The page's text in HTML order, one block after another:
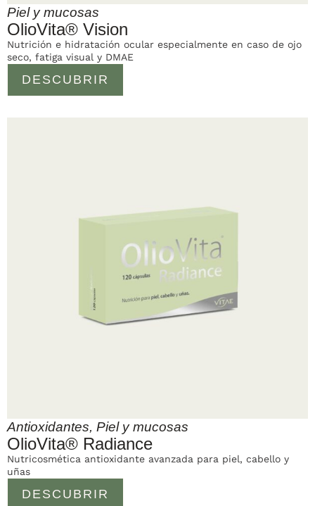
Piel y mucosas
OlioVita® Vision
DESCUBRIR
Nutrición e hidratación ocular especialmente en caso de ojo
seco, fatiga visual y DMAE
Antioxidantes, Piel y mucosas
OlioVita® Radiance
DESCUBRIR
Nutricosmética antioxidante avanzada para piel, cabello y
uñas